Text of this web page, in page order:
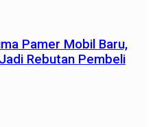
Pamer Mobil Baru,
Rebutan Pembeli